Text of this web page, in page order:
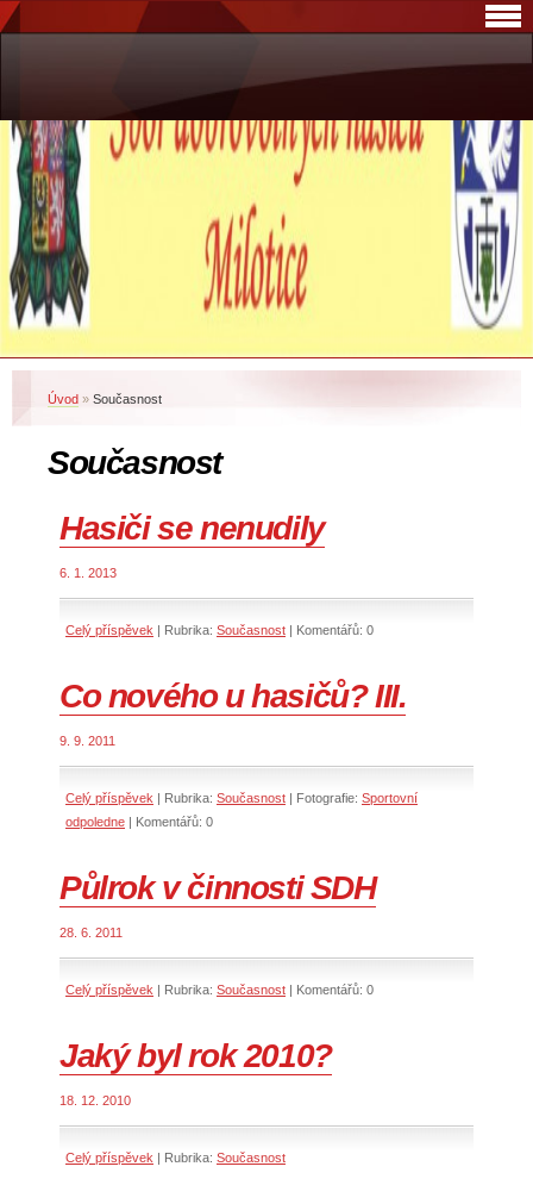
Úvod » Současnost
Současnost
Hasiči se nenudily
6. 1. 2013
Celý příspěvek | Rubrika: Současnost | Komentářů: 0
Co nového u hasičů? III.
9. 9. 2011
Celý příspěvek | Rubrika: Současnost | Fotografie: Sportovní
odpoledne | Komentářů: 0
Půlrok v činnosti SDH
28. 6. 2011
Celý příspěvek | Rubrika: Současnost | Komentářů: 0
Jaký byl rok 2010?
18. 12. 2010
Celý příspěvek | Rubrika: Současnost